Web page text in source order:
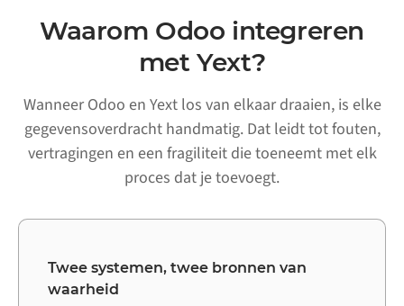
Waarom Odoo integreren
met Yext?
Wanneer Odoo en Yext los van elkaar draaien, is elke
gegevensoverdracht handmatig. Dat leidt tot fouten,
vertragingen en een fragiliteit die toeneemt met elk
proces dat je toevoegt.
Twee systemen, twee bronnen van
waarheid